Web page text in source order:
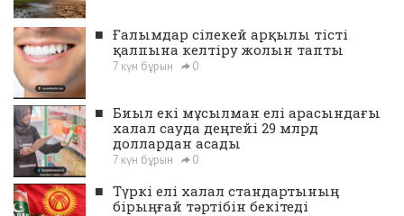
■ Ғалымдар сілекей арқылы тісті
қалпына келтіру жолын тапты
7 күн бұрын 0
■ Биыл екі мұсылман елі арасындағы
халал сауда деңгейі 29 млрд
доллардан асады
7 күн бұрын 0
■ Түркі елі халал стандартының
бірыңғай тәртібін бекітеді